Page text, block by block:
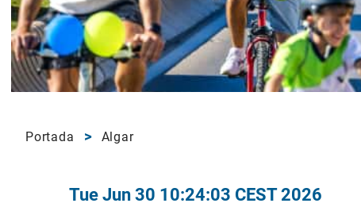
Portada Algar
Tue Jun 30 10:24:03 CEST 2026